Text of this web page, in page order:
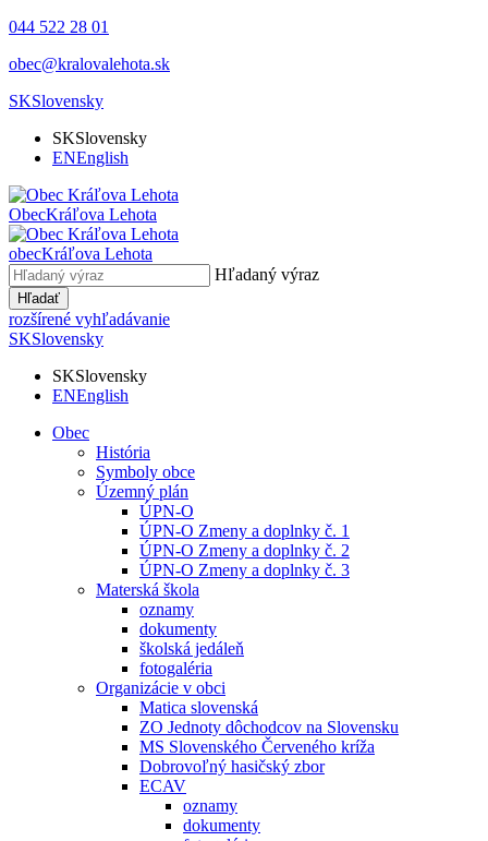
044 522 28 01
obec@kralovalehota.sk
SKSlovensky
SKSlovensky
ENEnglish
ObecKráľova Lehota
obecKráľova Lehota
Hľadaný výraz
Hľadať
rozšírené vyhľadávanie
SKSlovensky
SKSlovensky
ENEnglish
Obec
História
Symboly obce
Územný plán
ÚPN-O
ÚPN-O Zmeny a doplnky č. 1
ÚPN-O Zmeny a doplnky č. 2
ÚPN-O Zmeny a doplnky č. 3
Materská škola
oznamy
dokumenty
školská jedáleň
fotogaléria
Organizácie v obci
Matica slovenská
ZO Jednoty dôchodcov na Slovensku
MS Slovenského Červeného kríža
Dobrovoľný hasičský zbor
ECAV
oznamy
dokumenty